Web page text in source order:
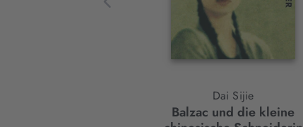
Dai Sijie
Balzac und die kleine